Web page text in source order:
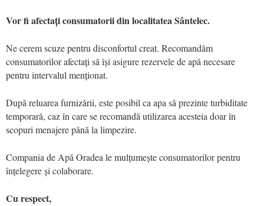
Vor fi afectați consumatorii din localitatea Sântelec.
Ne cerem scuze pentru disconfortul creat. Recomandăm
consumatorilor afectați să își asigure rezervele de apă necesare
pentru intervalul menționat.
După reluarea furnizării, este posibil ca apa să prezinte turbiditate
temporară, caz în care se recomandă utilizarea acesteia doar în
scopuri menajere până la limpezire.
Compania de Apă Oradea le mulțumește consumatorilor pentru
înțelegere și colaborare.
Cu respect,